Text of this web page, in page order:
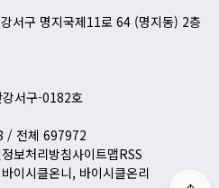
서구 명지국제11로 64 (명지동) 2층
서구-0182호
/ 전체 697972
보처리방침사이트맵RSS
이시클온니, 바이시클온리